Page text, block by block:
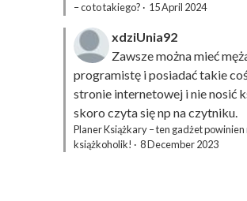
– co to takiego? · 15 April 2024
xdziUnia92
Zawsze można mieć
programistę i posiadać takie
stronie internetowej i nie nosić
skoro czyta się np na czytniku.
Planer Książkary – ten gadżet
książkoholik! · 8 December 2023